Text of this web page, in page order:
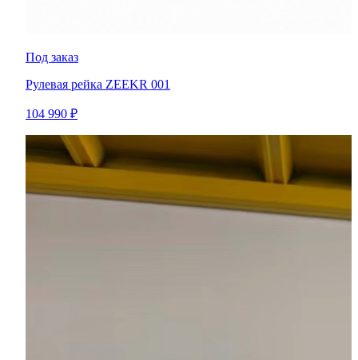
Под заказ
Рулевая рейка ZEEKR 001
104 990 ₽